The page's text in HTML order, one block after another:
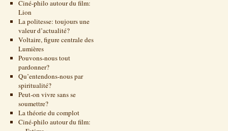
Ciné-philo autour du film:
Lion
La politesse: toujours une
valeur d’actualité?
Voltaire, figure centrale des
Lumières
Pouvons-nous tout
pardonner?
Qu’entendons-nous par
spiritualité?
Peut-on vivre sans se
soumettre?
La théorie du complot
Ciné-philo autour du film: